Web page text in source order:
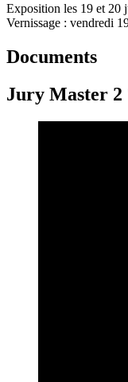
Exposition les 19 et 20
Vernissage : vendredi
Documents
Jury Master